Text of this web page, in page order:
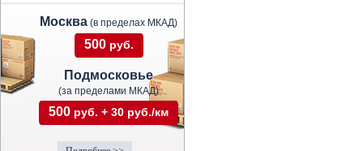
Москва (в пределах МКАД)
500 руб.
Подмосковье
(за пределами МКАД)
500 руб. + 30 руб./км